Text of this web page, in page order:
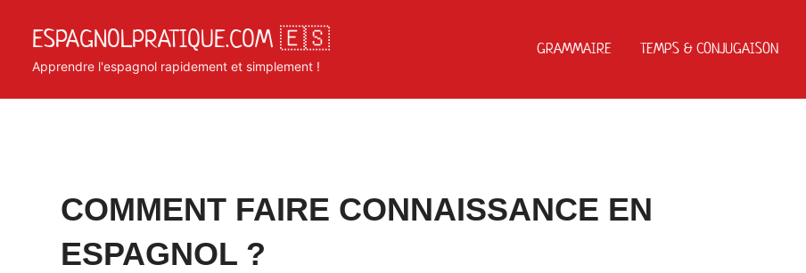
content
ESPAGNOLPRATIQUE.COM 🇪🇸
Apprendre l'espagnol rapidement et simplement !
GRAMMAIRE TEMPS & CONJUGAISON
Posted
on
juin
by
Matosan3142020
in
Phrases
utiles
COMMENT FAIRE CONNAISSANCE EN
ESPAGNOL ?